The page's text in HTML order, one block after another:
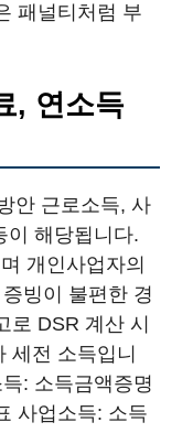
패널티처럼 부
, 연소득
안 근로소득, 사
이 해당됩니다.
개인사업자의
빙이 불편한 경
로 DSR 계산 시
세전 소득입니
: 소득금액증명
사업소득: 소득